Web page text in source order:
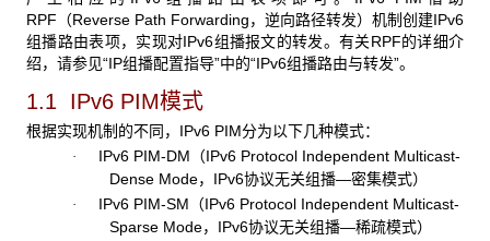
RPF（Reverse Path Forwarding，逆向路径转发）机制创建IPv6
组播路由表项，实现对IPv6组播报文的转发。有关RPF的详细介
绍，请参见“IP组播配置指导”中的“IPv6组播路由与转发”。
1.1 IPv6 PIM模式
根据实现机制的不同，IPv6 PIM分为以下几种模式：
· IPv6 PIM-DM（IPv6 Protocol Independent Multicast-
Dense Mode，IPv6协议无关组播—密集模式）
· IPv6 PIM-SM（IPv6 Protocol Independent Multicast-
Sparse Mode，IPv6协议无关组播—稀疏模式）